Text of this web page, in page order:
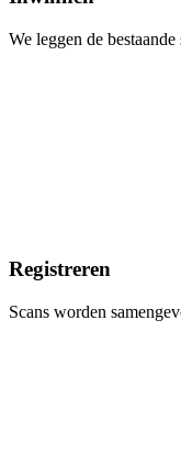
We leggen de
Registreren
Scans worden